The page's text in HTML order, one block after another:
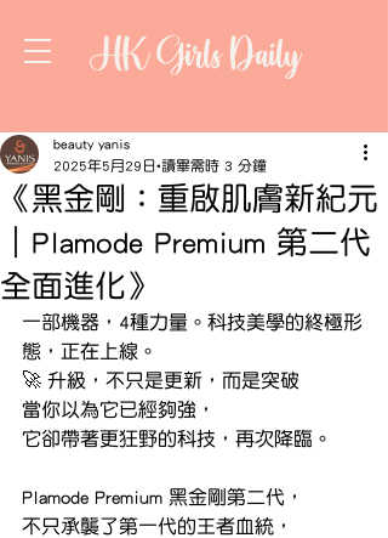
HK Girls Daily
《黑金剛：重啟肌膚新紀元
｜Plamode Premium 第二代
全面進化》
beauty yanis
2025年5月29日 讀畢需時 3 分鐘
一部機器，4種力量。科技美學的終極形
態，正在上線。
🚀 升級，不只是更新，而是突破
當你以為它已經夠強，
它卻帶著更狂野的科技，再次降臨。
Plamode Premium 黑金剛第二代，
不只承襲了第一代的王者血統，